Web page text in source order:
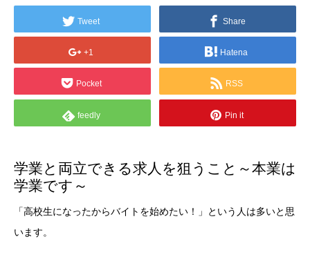
Tweet Share
+1 Hatena
Pocket RSS
feedly Pin it
学業と両立できる求人を狙うこと～本業は
学業です～
「高校生になったからバイトを始めたい！」という人は多いと思
います。